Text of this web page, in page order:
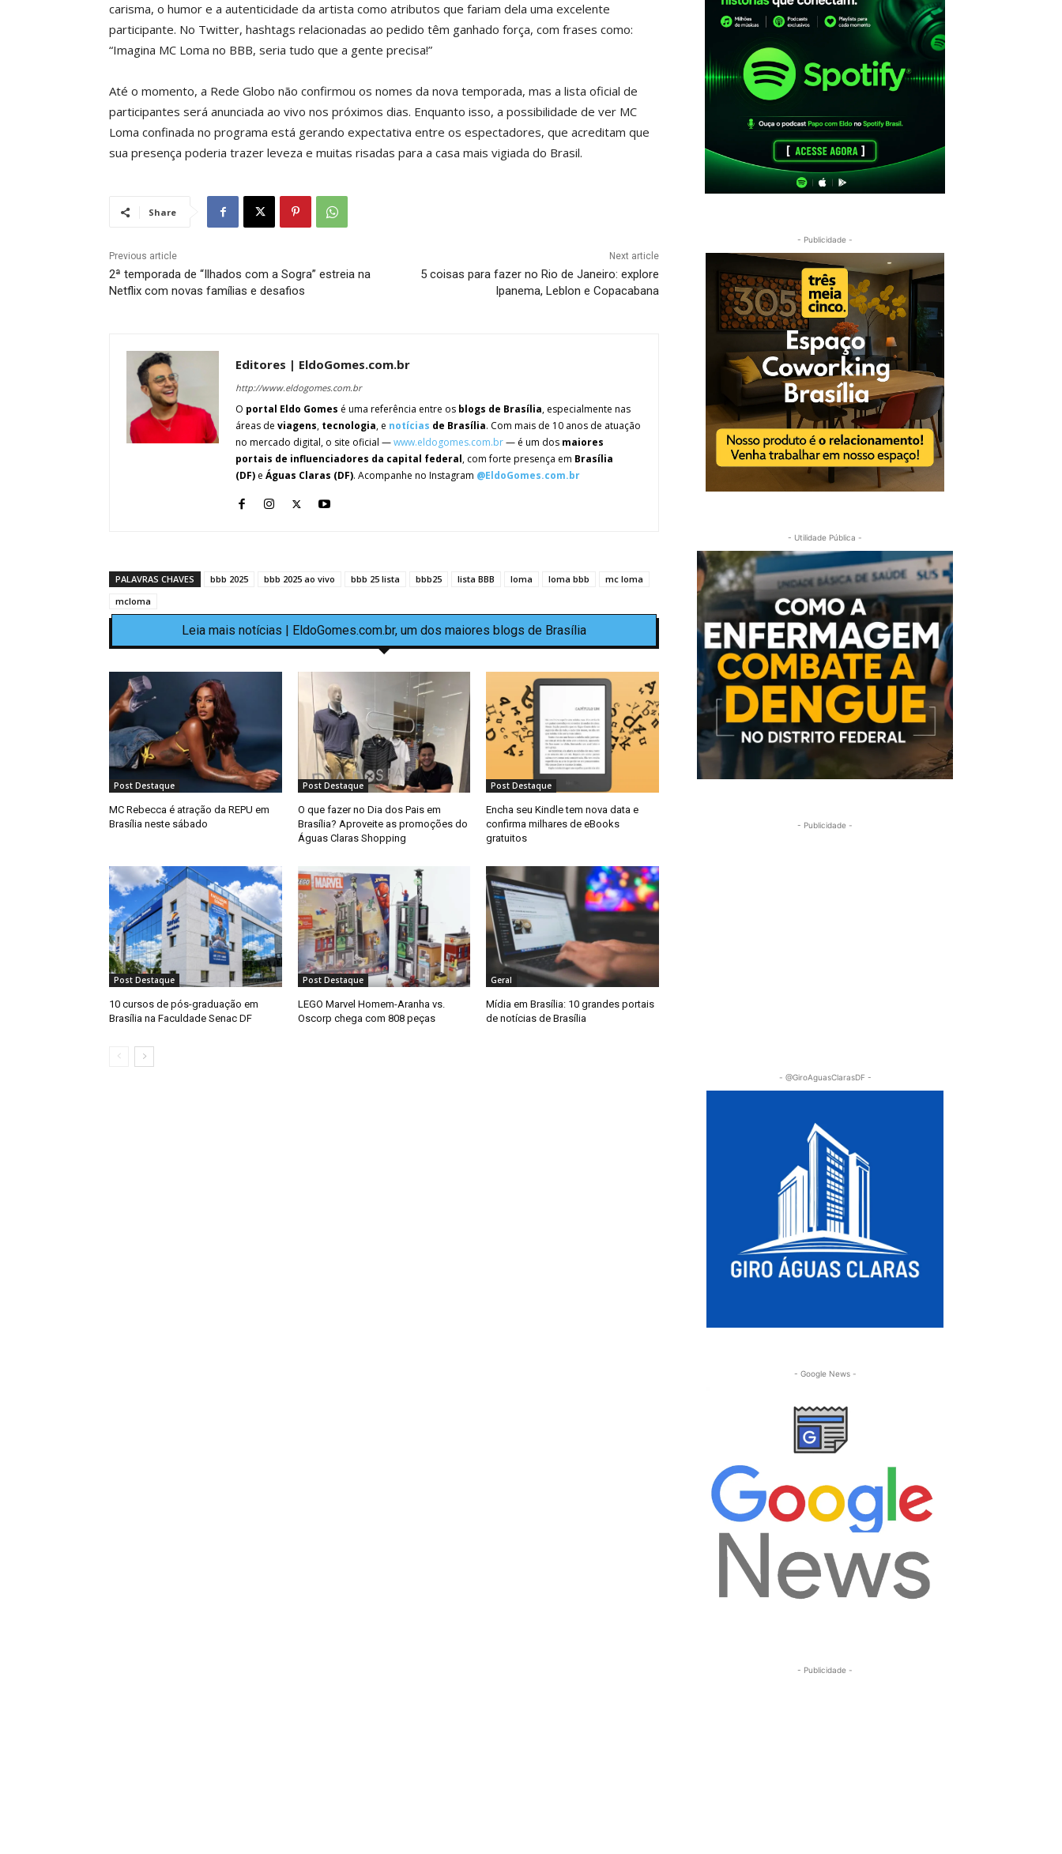
carisma, o humor e a autenticidade da artista como atributos que fariam dela uma excelente
participante. No Twitter, hashtags relacionadas ao pedido têm ganhado força, com frases como:
“Imagina MC Loma no BBB, seria tudo que a gente precisa!”
Até o momento, a Rede Globo não confirmou os nomes da nova temporada, mas a lista oficial de
participantes será anunciada ao vivo nos próximos dias. Enquanto isso, a possibilidade de ver MC
Loma confinada no programa está gerando expectativa entre os espectadores, que acreditam que
sua presença poderia trazer leveza e muitas risadas para a casa mais vigiada do Brasil.
Share
Previous article
2ª temporada de “Ilhados com a Sogra” estreia na
Netflix com novas famílias e desafios
Next article
5 coisas para fazer no Rio de Janeiro: explore
Ipanema, Leblon e Copacabana
Editores | EldoGomes.com.br
http://www.eldogomes.com.br
O portal Eldo Gomes é uma referência entre os blogs de Brasília, especialmente nas
áreas de viagens, tecnologia, e notícias de Brasília. Com mais de 10 anos de atuação
no mercado digital, o site oficial —www.eldogomes.com.br— é um dos maiores
portais de influenciadores da capital federal, com forte presença em Brasília
(DF) e Águas Claras (DF). Acompanhe no Instagram @EldoGomes.com.br
PALAVRAS CHAVES bbb 2025 bbb 2025 ao vivo bbb 25 lista bbb25 lista BBB loma loma bbb
mc loma
mcloma
Leia mais notícias | EldoGomes.com.br, um dos maiores blogs de Brasília
Post Destaque
MC Rebecca é atração da REPU em
Brasília neste sábado
Post Destaque
O que fazer no Dia dos Pais em
Brasília? Aproveite as promoções do
Águas Claras Shopping
Post Destaque
Encha seu Kindle tem nova data e
confirma milhares de eBooks
gratuitos
Post Destaque
10 cursos de pós-graduação em
Brasília na Faculdade Senac DF
Post Destaque
LEGO Marvel Homem-Aranha vs.
Oscorp chega com 808 peças
Geral
Mídia em Brasília: 10 grandes portais
de notícias de Brasília
- Publicidade -
- Utilidade Pública -
- Publicidade -
- @GiroAguasClarasDF -
- Google News -
- Publicidade -